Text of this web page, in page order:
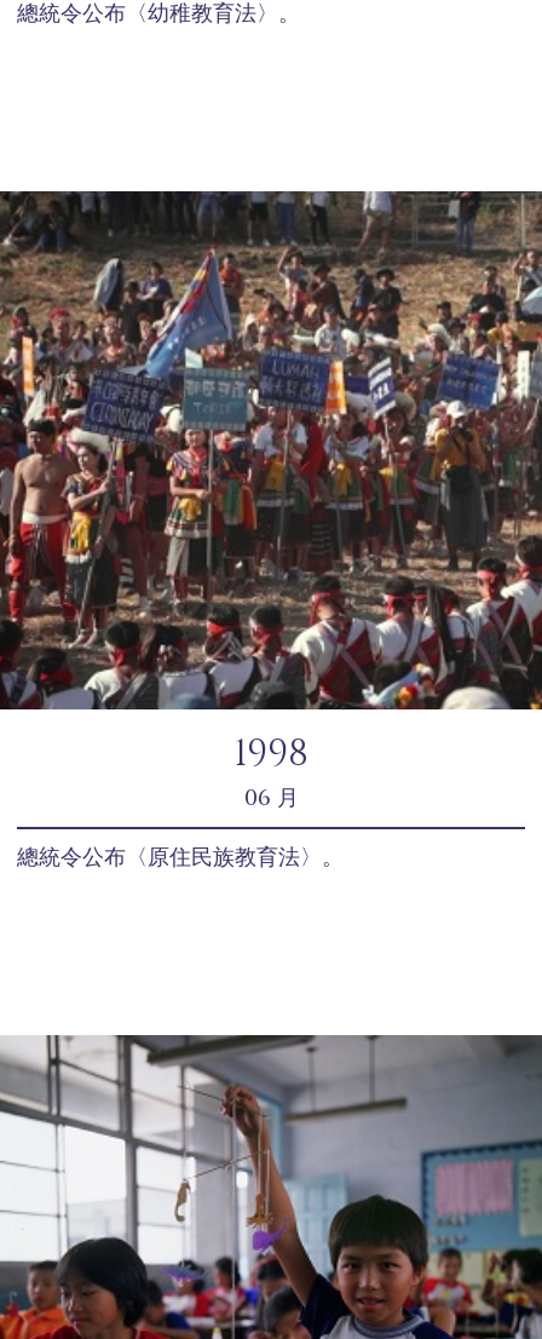
總統令公布〈幼稚教育法〉。
1998
06 月
總統令公布〈原住民族教育法〉。